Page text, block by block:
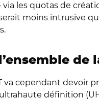
les quotas de
moins intrusive
va cependant devoir
ultrahaute définition